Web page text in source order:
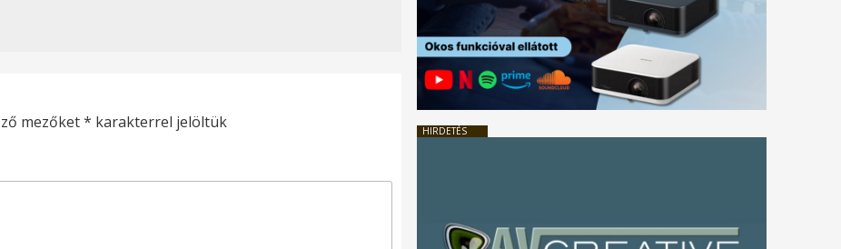
mezőket* karakterrel jelöltük HIRDETÉS